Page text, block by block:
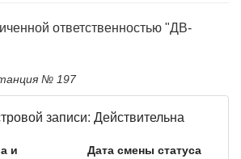
ответственностью "ДВ-
№ 197
записи: Действительна
и
Дата смены статуса